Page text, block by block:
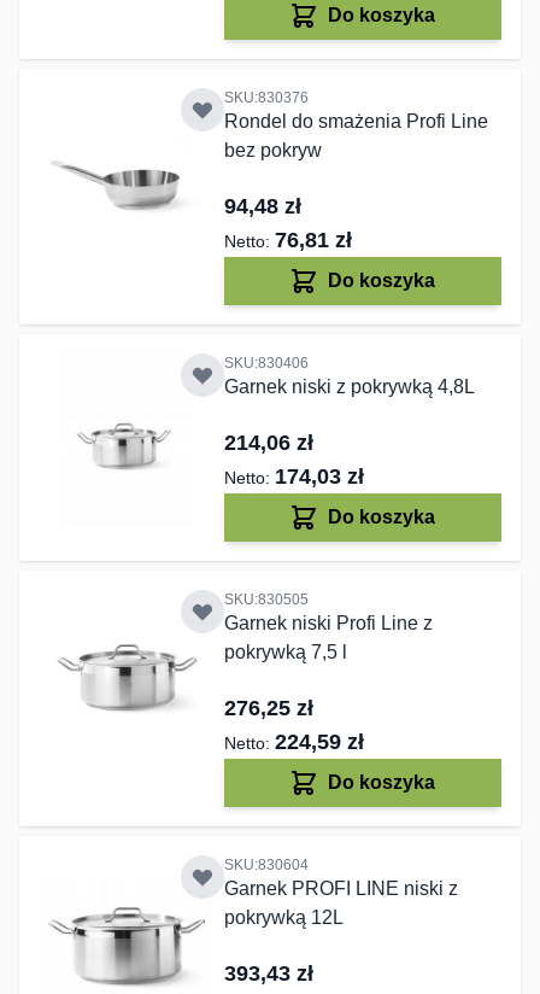
Do koszyka
SKU:830376
Rondel do smażenia Profi Line
bez pokryw
94,48 zł
76,81 zł
Do koszyka
SKU:830406
Garnek niski z pokrywką 4,8L
214,06 zł
174,03 zł
Do koszyka
SKU:830505
Garnek niski Profi Line z
pokrywką 7,5 l
276,25 zł
224,59 zł
Do koszyka
SKU:830604
Garnek PROFI LINE niski z
pokrywką 12L
393,43 zł